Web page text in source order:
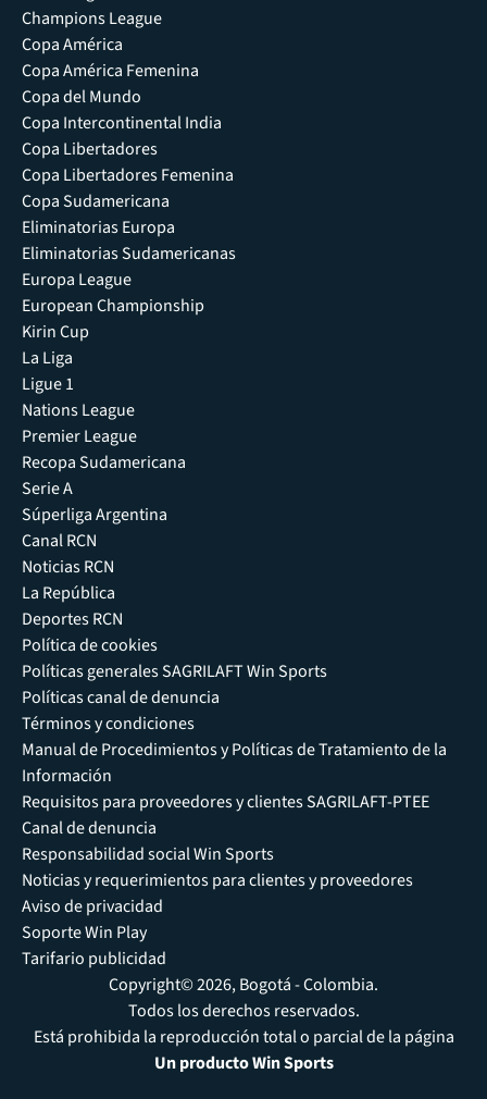
Champions League
Copa América
Copa América Femenina
Copa del Mundo
Copa Intercontinental India
Copa Libertadores
Copa Libertadores Femenina
Copa Sudamericana
Eliminatorias Europa
Eliminatorias Sudamericanas
Europa League
European Championship
Kirin Cup
La Liga
Ligue 1
Nations League
Premier League
Recopa Sudamericana
Serie A
Súperliga Argentina
Canal RCN
Noticias RCN
La República
Deportes RCN
Política de cookies
Políticas generales SAGRILAFT Win Sports
Políticas canal de denuncia
Términos y condiciones
Manual de Procedimientos y Políticas de Tratamiento de la
Información
Requisitos para proveedores y clientes SAGRILAFT-PTEE
Canal de denuncia
Responsabilidad social Win Sports
Noticias y requerimientos para clientes y proveedores
Aviso de privacidad
Soporte Win Play
Tarifario publicidad
Copyright© 2026, Bogotá - Colombia.
Todos los derechos reservados.
Está prohibida la reproducción total o parcial de la página
Un producto Win Sports